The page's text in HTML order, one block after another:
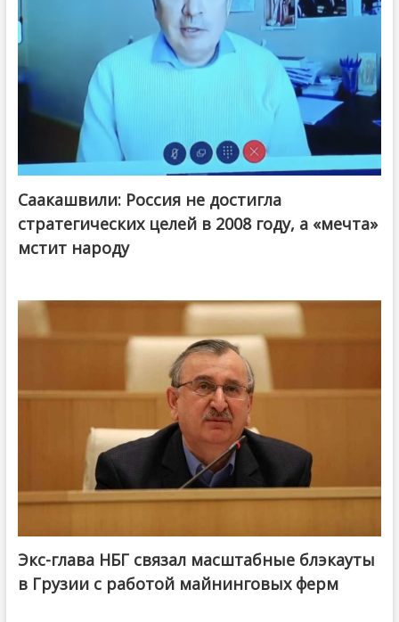
Саакашвили: Россия не достигла
стратегических целей в 2008 году, а «мечта»
мстит народу
Экс-глава НБГ связал масштабные блэкауты
в Грузии с работой майнинговых ферм